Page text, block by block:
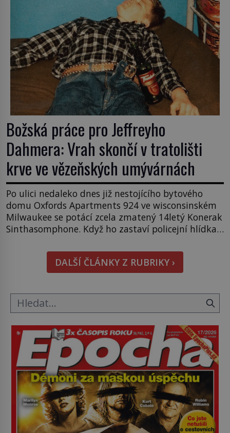
Božská práce pro Jeffreyho
Dahmera: Vrah skončí v tratolišti
krve ve vězeňských umývárnách
Po ulici nedaleko dnes již nestojícího bytového
domu Oxfords Apartments 924 ve wisconsinském
Milwaukee se potácí zcela zmatený 14letý Konerak
Sinthasomphone. Když ho zastaví policejní hlídka,
Strážníci ho dopraví zpět do udaného bytu. Oním
„kamarádem“ je ovšem jeden z nejslavnějších
vrahů, Jeffrey Dahmer (1960–1994). Je 27. května
DALŠÍ ČLÁNKY Z RUBRIKY ›